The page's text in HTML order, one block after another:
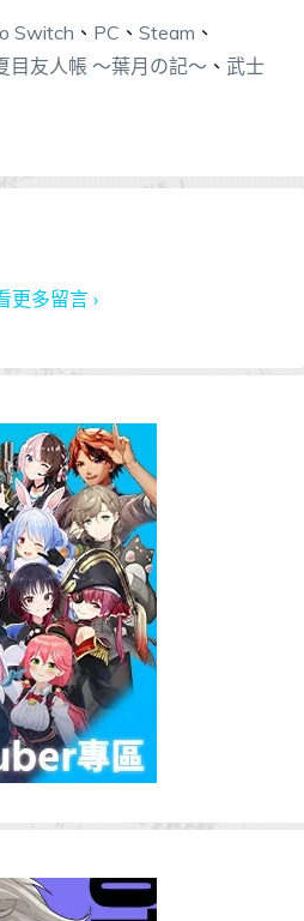
Switch 、 PC 、 Steam 、
目友人帳 ～葉月の記～ 、 武士
更多留言 ›